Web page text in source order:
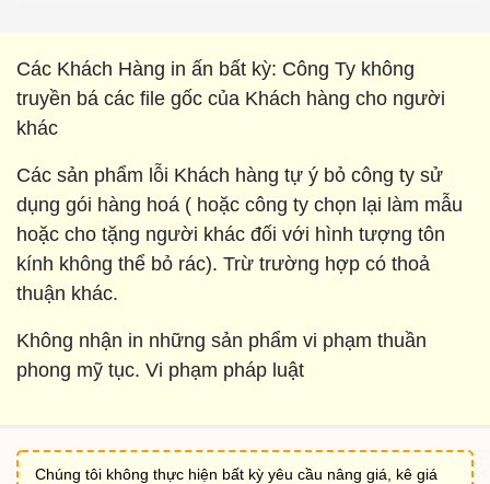
Các Khách Hàng in ấn bất kỳ: Công Ty không
truyền bá các file gốc của Khách hàng cho người
khác
Các sản phẩm lỗi Khách hàng tự ý bỏ công ty sử
dụng gói hàng hoá ( hoặc công ty chọn lại làm mẫu
hoặc cho tặng người khác đối với hình tượng tôn
kính không thể bỏ rác). Trừ trường hợp có thoả
thuận khác.
Không nhận in những sản phẩm vi phạm thuần
phong mỹ tục. Vi phạm pháp luật
Chúng tôi không thực hiện bất kỳ yêu cầu nâng giá, kê giá